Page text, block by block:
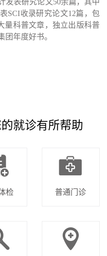
SCI收录研究论文12篇，包
量科普文章，独立出版科普
团年度好书。
就诊有所帮助
检 普通门诊